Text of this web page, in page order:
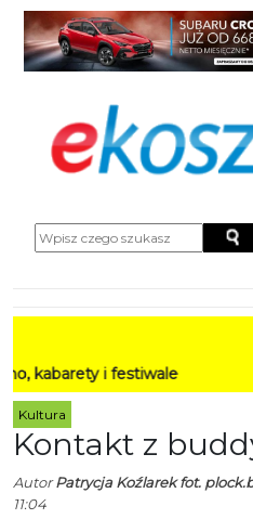
i festiwale
Kultura
Kontakt z
AutorPatrycja Koźlarek fot.
11:04